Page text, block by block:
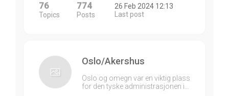
76
Topics
774
Posts
26 Feb 2024 12:13
Last post
Oslo/Akershus
Oslo og omegn var en viktig plass
for den tyske administrasjonen i…